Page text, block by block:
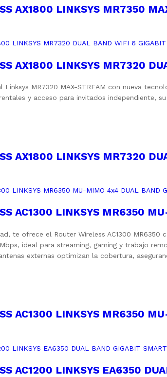
AX1800 LINKSYS MR7350
AX1800 LINKSYS MR7320
Linksys MR7320 MAX-STREAM con nueva
y acceso para invitados independiente,
AX1800 LINKSYS MR7320
AC1300 LINKSYS MR6350
te ofrece el Router Wireless AC1300
ideal para streaming, gaming y trabajo
externas optimizan la cobertura,
AC1300 LINKSYS MR6350
AC1200 LINKSYS EA6350